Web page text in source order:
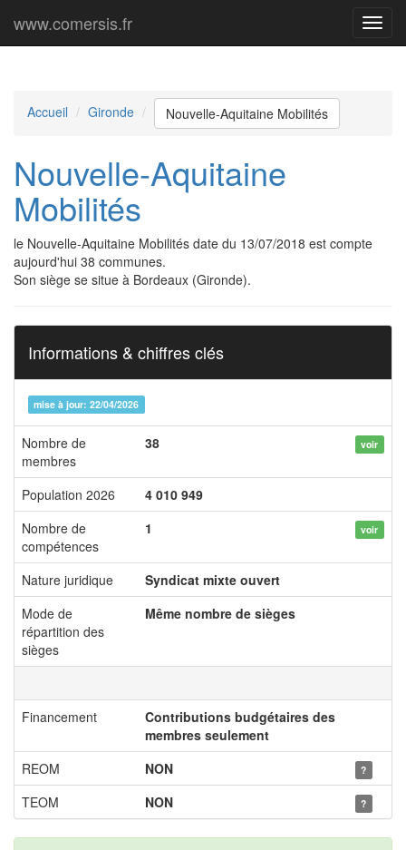
Menu
www.comersis.fr
Accueil Gironde Nouvelle-Aquitaine Mobilités
Nouvelle-Aquitaine
Mobilités
le Nouvelle-Aquitaine Mobilités date du 13/07/2018 est compte
aujourd'hui 38 communes.
Son siège se situe à Bordeaux (Gironde).
Informations & chiffres clés
mise à jour: 22/04/2026
Nombre de
membres
38 voir
Population 2026
4 010 949
Nombre de
compétences
1 voir
Nature juridique
Syndicat mixte ouvert
Mode de
répartition des
sièges
Même nombre de sièges
Financement
Contributions budgétaires des
membres seulement
REOM
NON ?
TEOM NON ?